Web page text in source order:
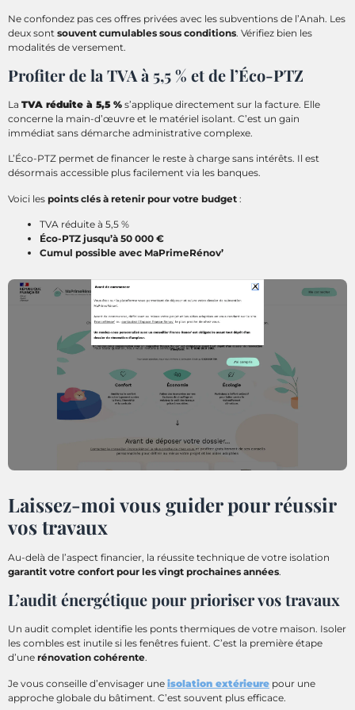
Ne confondez pas ces offres privées avec les subventions de l’Anah. Les
deux sont souvent cumulables sous conditions. Vérifiez bien les
modalités de versement.
Profiter de la TVA à 5,5 % et de l’Éco-PTZ
La TVA réduite à 5,5 % s’applique directement sur la facture. Elle
concerne la main-d’œuvre et le matériel isolant. C’est un gain
immédiat sans démarche administrative complexe.
L’Éco-PTZ permet de financer le reste à charge sans intérêts. Il est
désormais accessible plus facilement via les banques.
Voici les points clés à retenir pour votre budget :
TVA réduite à 5,5 %
Éco-PTZ jusqu’à 50 000 €
Cumul possible avec MaPrimeRénov’
Laissez-moi vous guider pour réussir
vos travaux
Au-delà de l’aspect financier, la réussite technique de votre isolation
garantit votre confort pour les vingt prochaines années.
L’audit énergétique pour prioriser vos travaux
Un audit complet identifie les ponts thermiques de votre maison. Isoler
les combles est inutile si les fenêtres fuient. C’est la première étape
d’une rénovation cohérente.
Je vous conseille d’envisager une isolation extérieure pour une
approche globale du bâtiment. C’est souvent plus efficace.